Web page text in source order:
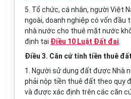
5. Tổ chức, cá nhân, người Việt
ngoài, doanh nghiệp có vốn đầu
nhà nước cho thuê mặt nước
định tại Điều 10 Luật Đất đai
Điều 3. Căn cứ tính tiền thuê
1. Người sử dụng đất được Nhà
phải nộp tiền thuê đất theo quy
và được xác định trên các căn